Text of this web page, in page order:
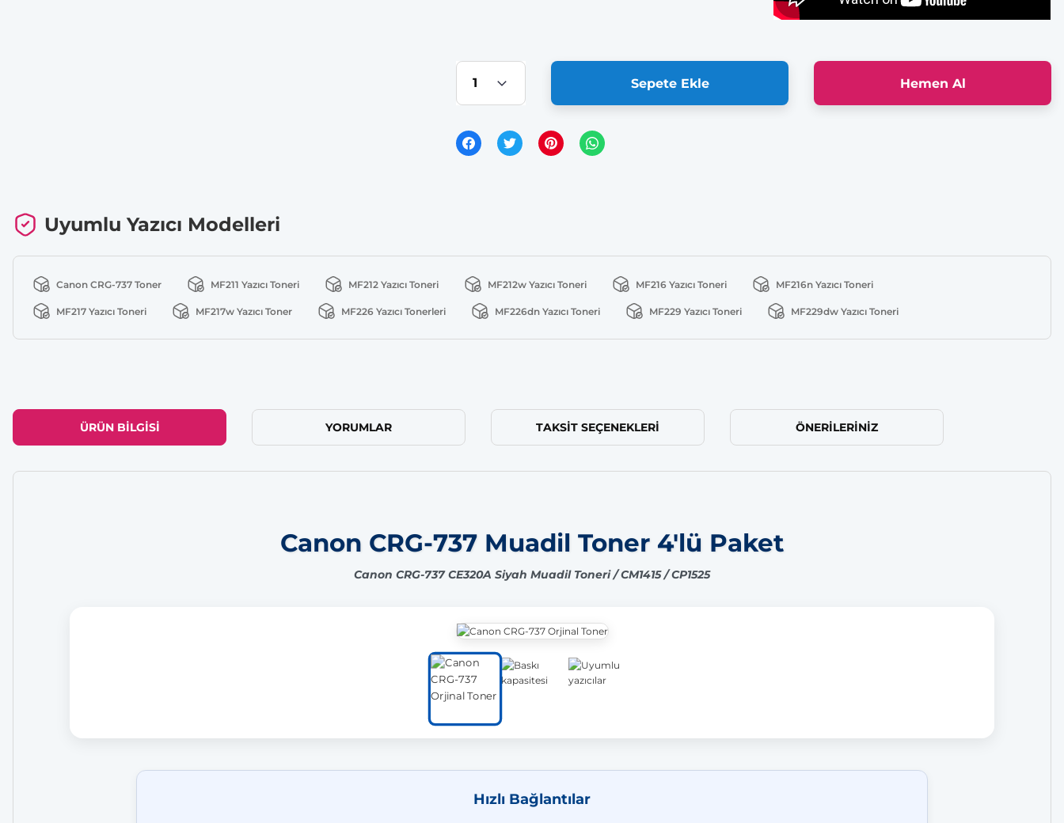
Sepete Ekle Hemen Al
Uyumlu Yazıcı Modelleri
Canon CRG-737 Toner MF211 Yazıcı Toneri MF212 Yazıcı Toneri MF212w Yazıcı Toneri MF216 Yazıcı Toneri MF216n Yazıcı Toneri
MF217 Yazıcı Toneri MF217w Yazıcı Toner MF226 Yazıcı Tonerleri MF226dn Yazıcı Toneri MF229 Yazıcı Toneri MF229dw Yazıcı Toneri
ÜRÜN BILGISI YORUMLAR TAKSIT SEÇENEKLERI ÖNERILERINIZ
Canon CRG-737 Muadil Toner 4'lü Paket
Canon CRG-737 CE320A Siyah Muadil Toneri / CM1415 / CP1525
Hızlı Bağlantılar